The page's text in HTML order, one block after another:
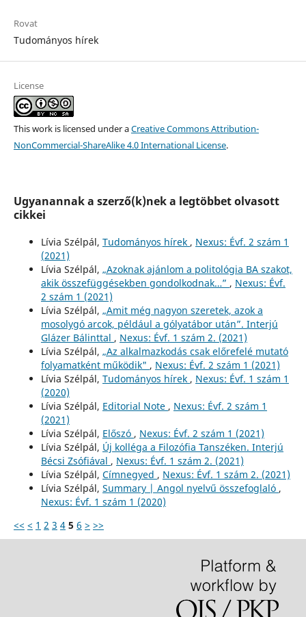
Rovat
Tudományos hírek
License
This work is licensed under aCreative Commons Attribution-
NonCommercial-ShareAlike 4.0 International License.
Ugyanannak a szerző(k)nek a legtöbbet olvasott
cikkei
Lívia Szélpál, Tudományos hírek , Nexus: Évf. 2 szám 1
(2021)
Lívia Szélpál, „Azoknak ajánlom a politológia BA szakot,
akik összefüggésekben gondolkodnak…” , Nexus: Évf.
2 szám 1 (2021)
Lívia Szélpál, „Amit még nagyon szeretek, azok a
mosolygó arcok, például a gólyatábor után”. Interjú
Glázer Bálinttal , Nexus: Évf. 1 szám 2. (2021)
Lívia Szélpál, „Az alkalmazkodás csak előrefelé mutató
folyamatként működik" , Nexus: Évf. 2 szám 1 (2021)
Lívia Szélpál, Tudományos hírek , Nexus: Évf. 1 szám 1
(2020)
Lívia Szélpál, Editorial Note , Nexus: Évf. 2 szám 1
(2021)
Lívia Szélpál, Előszó , Nexus: Évf. 2 szám 1 (2021)
Lívia Szélpál, Új kolléga a Filozófia Tanszéken. Interjú
Bécsi Zsófiával , Nexus: Évf. 1 szám 2. (2021)
Lívia Szélpál, Címnegyed , Nexus: Évf. 1 szám 2. (2021)
Lívia Szélpál, Summary | Angol nyelvű összefoglaló ,
Nexus: Évf. 1 szám 1 (2020)
<< < 1 2 3 4 5 6 > >>